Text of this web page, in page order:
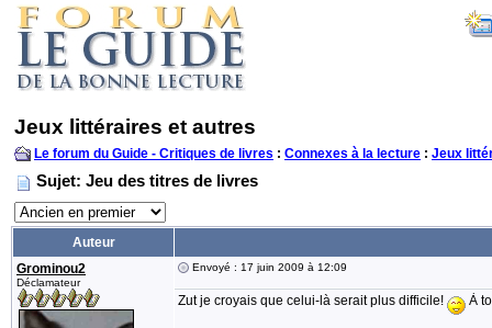
Jeux littéraires et autres
Le forum du Guide - Critiques de livres : Connexes à la lecture : Jeux
Sujet: Jeu des titres de livres
Auteur
Grominou2
Déclamateur
Envoyé : 17 juin 2009 à 12:09
Zut je croyais que celui-là serait plus difficile! À